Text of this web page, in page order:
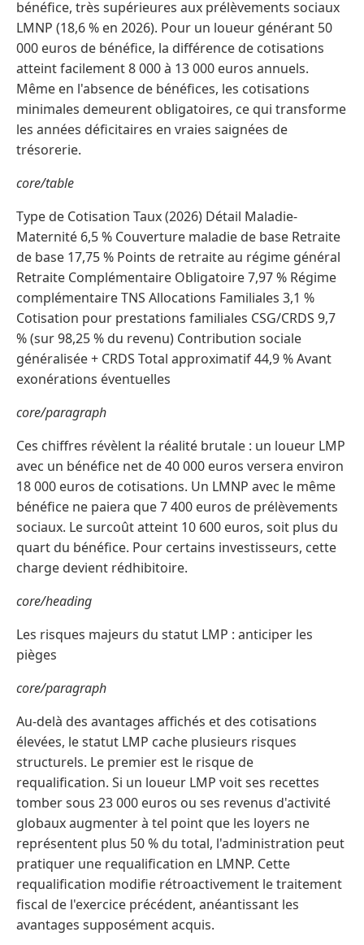
bénéfice, très supérieures aux prélèvements sociaux
LMNP (18,6 % en 2026). Pour un loueur générant 50
000 euros de bénéfice, la différence de cotisations
atteint facilement 8 000 à 13 000 euros annuels.
Même en l'absence de bénéfices, les cotisations
minimales demeurent obligatoires, ce qui transforme
les années déficitaires en vraies saignées de
trésorerie.
core/table
Type de Cotisation Taux (2026) Détail Maladie-
Maternité 6,5 % Couverture maladie de base Retraite
de base 17,75 % Points de retraite au régime général
Retraite Complémentaire Obligatoire 7,97 % Régime
complémentaire TNS Allocations Familiales 3,1 %
Cotisation pour prestations familiales CSG/CRDS 9,7
% (sur 98,25 % du revenu) Contribution sociale
généralisée + CRDS Total approximatif 44,9 % Avant
exonérations éventuelles
core/paragraph
Ces chiffres révèlent la réalité brutale : un loueur LMP
avec un bénéfice net de 40 000 euros versera environ
18 000 euros de cotisations. Un LMNP avec le même
bénéfice ne paiera que 7 400 euros de prélèvements
sociaux. Le surcoût atteint 10 600 euros, soit plus du
quart du bénéfice. Pour certains investisseurs, cette
charge devient rédhibitoire.
core/heading
Les risques majeurs du statut LMP : anticiper les
pièges
core/paragraph
Au-delà des avantages affichés et des cotisations
élevées, le statut LMP cache plusieurs risques
structurels. Le premier est le risque de
requalification. Si un loueur LMP voit ses recettes
tomber sous 23 000 euros ou ses revenus d'activité
globaux augmenter à tel point que les loyers ne
représentent plus 50 % du total, l'administration peut
pratiquer une requalification en LMNP. Cette
requalification modifie rétroactivement le traitement
fiscal de l'exercice précédent, anéantissant les
avantages supposément acquis.